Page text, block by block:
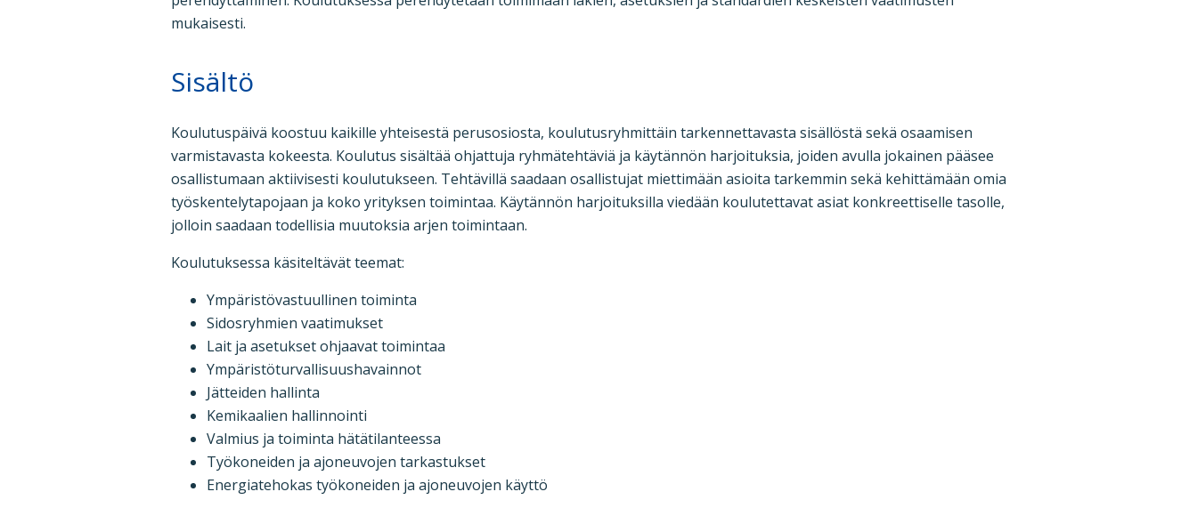
mukaisesti.
Sisältö
Koulutuspäivä koostuu kaikille yhteisestä perusosiosta, koulutusryhmittäin tarkennettavasta sisällöstä sekä osaamisen
varmistavasta kokeesta. Koulutus sisältää ohjattuja ryhmätehtäviä ja käytännön harjoituksia, joiden avulla jokainen pääsee
osallistumaan aktiivisesti koulutukseen. Tehtävillä saadaan osallistujat miettimään asioita tarkemmin sekä kehittämään omia
työskentelytapojaan ja koko yrityksen toimintaa. Käytännön harjoituksilla viedään koulutettavat asiat konkreettiselle tasolle,
jolloin saadaan todellisia muutoksia arjen toimintaan.
Koulutuksessa käsiteltävät teemat:
Ympäristövastuullinen toiminta
Sidosryhmien vaatimukset
Lait ja asetukset ohjaavat toimintaa
Ympäristöturvallisuushavainnot
Jätteiden hallinta
Kemikaalien hallinnointi
Valmius ja toiminta hätätilanteessa
Työkoneiden ja ajoneuvojen tarkastukset
Energiatehokas työkoneiden ja ajoneuvojen käyttö